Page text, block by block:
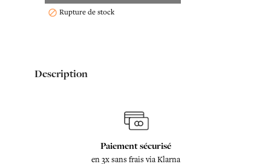
 Rupture de stock
Description
Paiement sécurisé
en 3x sans frais via Klarna